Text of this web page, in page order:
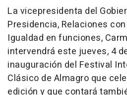
La vicepresidenta del
Presidencia, Relaciones
Igualdad en funciones,
intervendrá este jueves, 4
inauguración del Festival
Clásico de Almagro que
edición y que contará